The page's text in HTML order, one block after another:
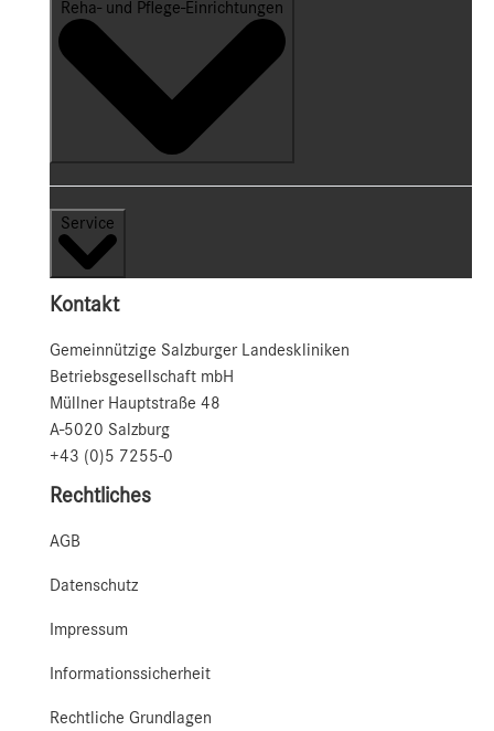
Reha- und Pflege-Einrichtungen
Service
Kontakt
Gemeinnützige Salzburger Landeskliniken
Betriebsgesellschaft mbH
Müllner Hauptstraße 48
A-5020 Salzburg
+43 (0)5 7255-0
Rechtliches
AGB
Datenschutz
Impressum
Informationssicherheit
Rechtliche Grundlagen